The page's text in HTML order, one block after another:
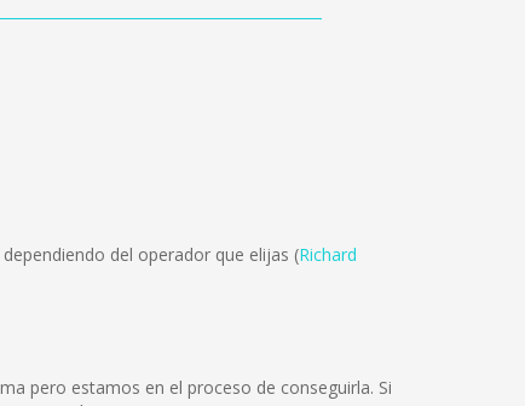
del operador que elijas (Richard
pero estamos en el proceso de conseguirla. Si